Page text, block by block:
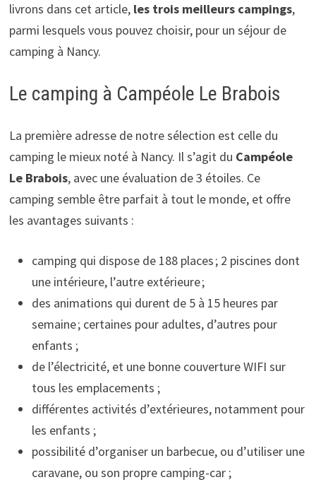
livrons dans cet article,les trois meilleurs campings,
parmi lesquels vous pouvez choisir, pour un séjour de
camping à Nancy.
Le camping à Campéole Le Brabois
La première adresse de notre sélection est celle du
camping le mieux noté à Nancy. Il s’agit du Campéole
Le Brabois, avec une évaluation de 3 étoiles. Ce
camping semble être parfait à tout le monde, et offre
les avantages suivants :
camping qui dispose de 188 places ; 2 piscines dont
une intérieure, l’autre extérieure ;
des animations qui durent de 5 à 15 heures par
semaine ; certaines pour adultes, d’autres pour
enfants ;
de l’électricité, et une bonne couverture WIFI sur
tous les emplacements ;
différentes activités d’extérieures, notamment pour
les enfants ;
possibilité d’organiser un barbecue, ou d’utiliser une
caravane, ou son propre camping-car ;